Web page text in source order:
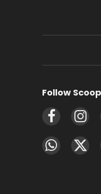
Follow
Facebook
WhatsAppX